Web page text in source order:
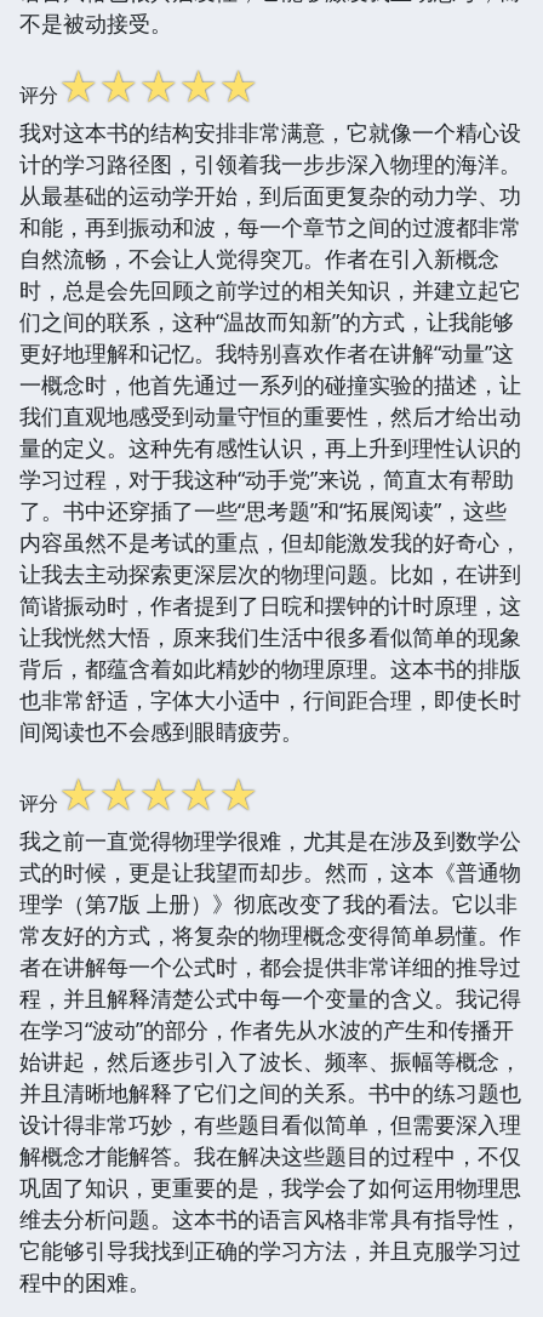
不是被动接受。
评分☆☆☆☆☆
我对这本书的结构安排非常满意，它就像一个精心设
计的学习路径图，引领着我一步步深入物理的海洋。
从最基础的运动学开始，到后面更复杂的动力学、功
和能，再到振动和波，每一个章节之间的过渡都非常
自然流畅，不会让人觉得突兀。作者在引入新概念
时，总是会先回顾之前学过的相关知识，并建立起它
们之间的联系，这种“温故而知新”的方式，让我能够
更好地理解和记忆。我特别喜欢作者在讲解“动量”这
一概念时，他首先通过一系列的碰撞实验的描述，让
我们直观地感受到动量守恒的重要性，然后才给出动
量的定义。这种先有感性认识，再上升到理性认识的
学习过程，对于我这种“动手党”来说，简直太有帮助
了。书中还穿插了一些“思考题”和“拓展阅读”，这些
内容虽然不是考试的重点，但却能激发我的好奇心，
让我去主动探索更深层次的物理问题。比如，在讲到
简谐振动时，作者提到了日晥和摆钟的计时原理，这
让我恍然大悟，原来我们生活中很多看似简单的现象
背后，都蕴含着如此精妙的物理原理。这本书的排版
也非常舒适，字体大小适中，行间距合理，即使长时
间阅读也不会感到眼睛疲劳。
评分☆☆☆☆☆
我之前一直觉得物理学很难，尤其是在涉及到数学公
式的时候，更是让我望而却步。然而，这本《普通物
理学（第7版 上册）》彻底改变了我的看法。它以非
常友好的方式，将复杂的物理概念变得简单易懂。作
者在讲解每一个公式时，都会提供非常详细的推导过
程，并且解释清楚公式中每一个变量的含义。我记得
在学习“波动”的部分，作者先从水波的产生和传播开
始讲起，然后逐步引入了波长、频率、振幅等概念，
并且清晰地解释了它们之间的关系。书中的练习题也
设计得非常巧妙，有些题目看似简单，但需要深入理
解概念才能解答。我在解决这些题目的过程中，不仅
巩固了知识，更重要的是，我学会了如何运用物理思
维去分析问题。这本书的语言风格非常具有指导性，
它能够引导我找到正确的学习方法，并且克服学习过
程中的困难。